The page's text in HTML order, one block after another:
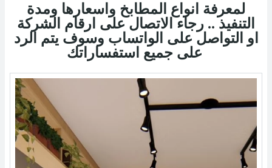
لمعرفة انواع المطابخ واسعارها ومدة
التنفيذ .. رجاء الاتصال على ارقام الشركة
او التواصل على الواتساب وسوف يتم الرد